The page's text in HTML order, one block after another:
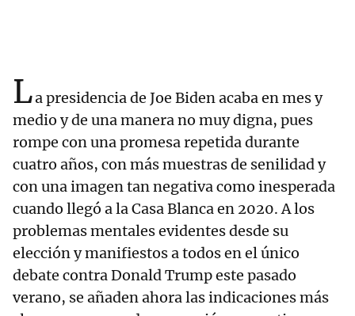
La presidencia de Joe Biden acaba en mes y
medio y de una manera no muy digna, pues
rompe con una promesa repetida durante
cuatro años, con más muestras de senilidad y
con una imagen tan negativa como inesperada
cuando llegó a la Casa Blanca en 2020. A los
problemas mentales evidentes desde su
elección y manifiestos a todos en el único
debate contra Donald Trump este pasado
verano, se añaden ahora las indicaciones más